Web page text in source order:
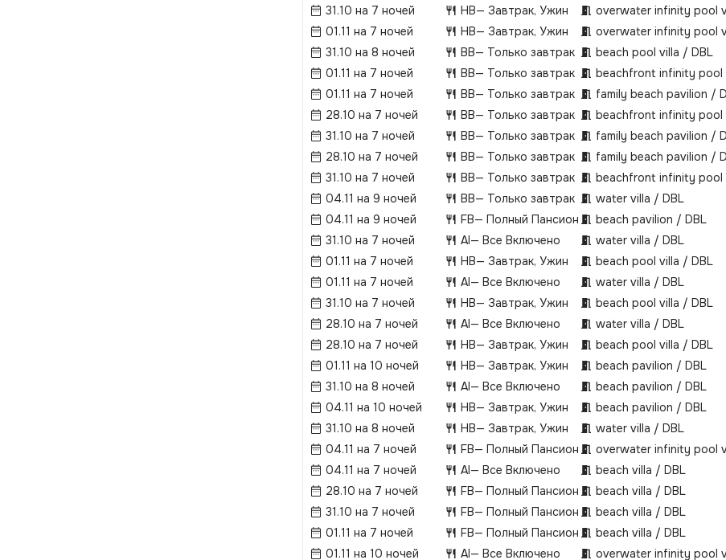
31.10 на 7 ночей
HB— Завтрак, Ужин overwater infinity pool
01.11 на 7 ночей
HB— Завтрак, Ужин overwater infinity pool
31.10 на 8 ночей
BB— Только завтрак beach pool villa / DBL
01.11 на 7 ночей
BB— Только завтрак beachfront infinity pool
01.11 на 7 ночей
BB— Только завтрак family beach pavilion /
28.10 на 7 ночей
BB— Только завтрак beachfront infinity pool
31.10 на 7 ночей
BB— Только завтрак family beach pavilion /
28.10 на 7 ночей
BB— Только завтрак family beach pavilion /
31.10 на 7 ночей
BB— Только завтрак beachfront infinity pool
04.11 на 9 ночей
BB— Только завтрак water villa / DBL
04.11 на 9 ночей
FB— Полный Пансион beach pavilion / DBL
31.10 на 7 ночей
AI— Все Включено water villa / DBL
01.11 на 7 ночей
HB— Завтрак, Ужин beach pool villa / DBL
01.11 на 7 ночей
AI— Все Включено water villa / DBL
31.10 на 7 ночей
HB— Завтрак, Ужин beach pool villa / DBL
28.10 на 7 ночей
AI— Все Включено water villa / DBL
28.10 на 7 ночей
HB— Завтрак, Ужин beach pool villa / DBL
01.11 на 10 ночей
HB— Завтрак, Ужин beach pavilion / DBL
31.10 на 8 ночей
AI— Все Включено beach pavilion / DBL
04.11 на 10 ночей
HB— Завтрак, Ужин beach pavilion / DBL
31.10 на 8 ночей
HB— Завтрак, Ужин water villa / DBL
04.11 на 7 ночей
FB— Полный Пансион overwater infinity pool
04.11 на 7 ночей
AI— Все Включено beach villa / DBL
28.10 на 7 ночей
FB— Полный Пансион beach villa / DBL
31.10 на 7 ночей
FB— Полный Пансион beach villa / DBL
01.11 на 7 ночей
FB— Полный Пансион beach villa / DBL
01.11 на 10 ночей
AI— Все Включено overwater infinity pool